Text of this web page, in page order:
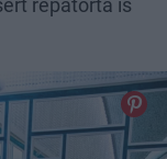
répatorta is